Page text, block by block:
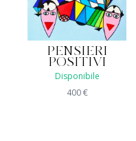
PENSIERI
POSITIVI
Disponibile
400€